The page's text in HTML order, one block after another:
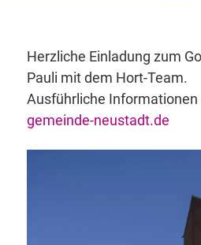
Herzliche Einladung zum
Pauli mit dem Hort-Team.
Ausführliche
gemeinde-neustadt.de